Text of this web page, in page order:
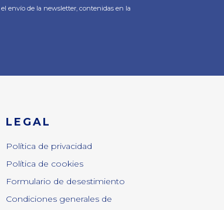
envío de la newsletter, contenidas en la
LEGAL
Política de privacidad
Política de cookies
Formulario de desestimiento
Condiciones generales de